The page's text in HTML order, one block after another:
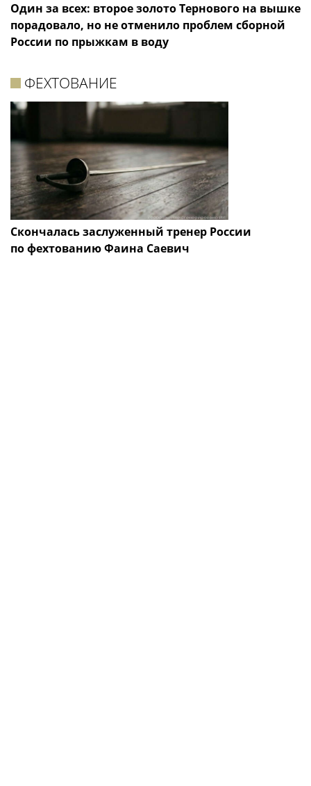
Один за всех: второе золото Тернового на вышке
порадовало, но не отменило проблем сборной
России по прыжкам в воду
ФЕХТОВАНИЕ
Скончалась заслуженный тренер России
по фехтованию Фаина Саевич